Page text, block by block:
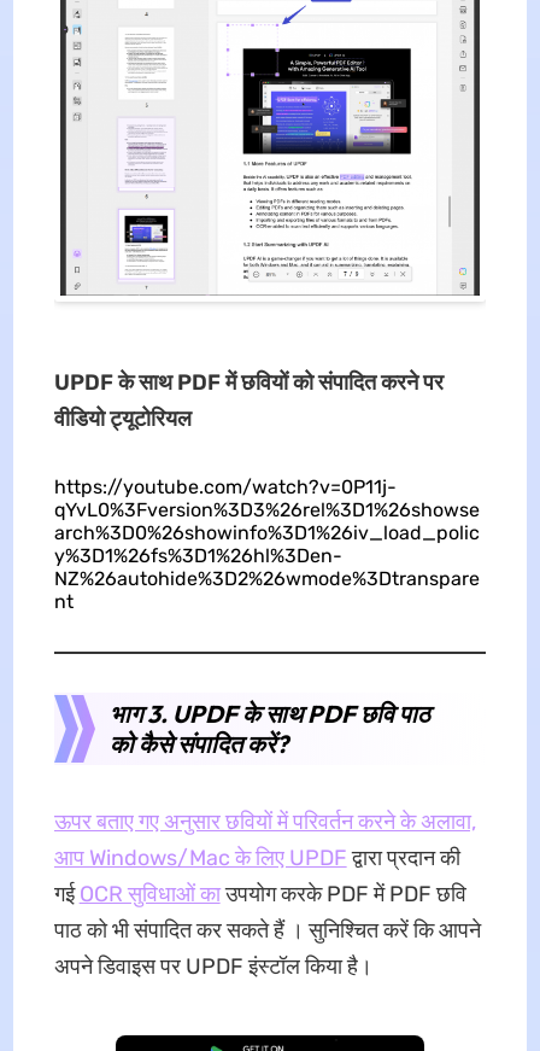
UPDF के साथ PDF में छवियों को संपादित करने पर
वीडियो ट्यूटोरियल
https://youtube.com/watch?v=0P11j-
qYvL0%3Fversion%3D3%26rel%3D1%26showse
arch%3D0%26showinfo%3D1%26iv_load_polic
y%3D1%26fs%3D1%26hl%3Den-
NZ%26autohide%3D2%26wmode%3Dtranspare
nt
भाग 3. UPDF के साथ PDF छवि पाठ
को कैसे संपादित करें?
ऊपर बताए गए अनुसार छवियों में परिवर्तन करने के अलावा,
आप Windows/Mac के लिए UPDFद्वारा प्रदान की
गईOCR सुविधाओं काउपयोग करके PDF में PDF छवि
पाठ को भी संपादित कर सकते हैं । सुनिश्चित करें कि आपने
अपने डिवाइस पर UPDF इंस्टॉल किया है।